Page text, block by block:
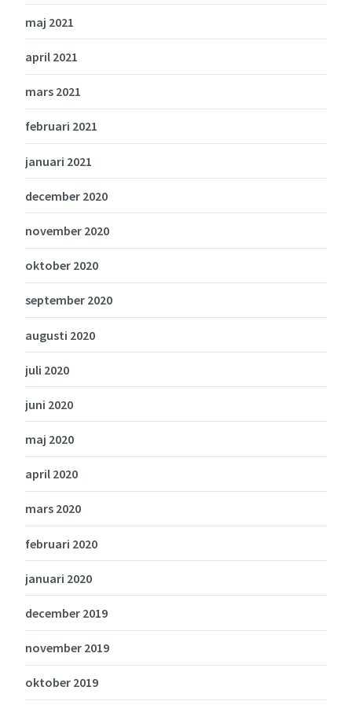
maj 2021
april 2021
mars 2021
februari 2021
januari 2021
december 2020
november 2020
oktober 2020
september 2020
augusti 2020
juli 2020
juni 2020
maj 2020
april 2020
mars 2020
februari 2020
januari 2020
december 2019
november 2019
oktober 2019